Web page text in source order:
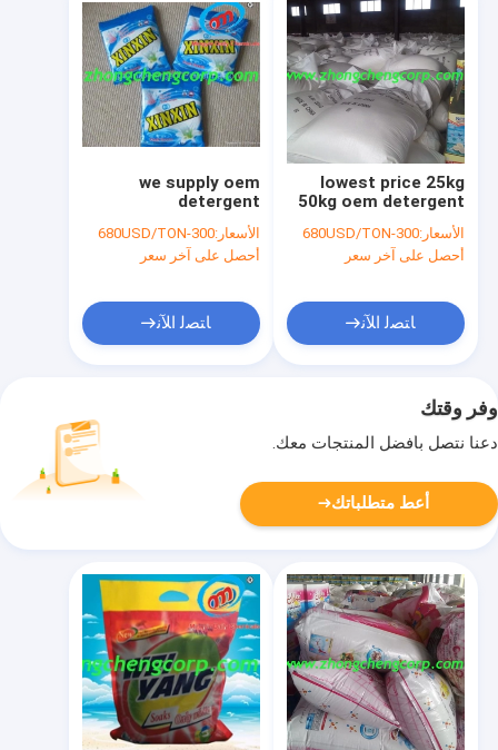
we supply oem
detergent
powder/oem washing
powder/oem laundry
powder to africa
الأسعار:300-680USD/TON
أحصل على آخر سعر
ﺎﺘﺼﻟ ﺍﻶﻧ
lowest price 25kg
50kg oem detergent
powder/oem laundry
detergent to middle
east market
الأسعار:300-680USD/TON
أحصل على آخر سعر
ﺎﺘﺼﻟ ﺍﻶﻧ
وفر وقتك
دعنا نتصل بأفضل المنتجات معك.
أعط متطلباتك